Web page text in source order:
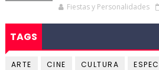
Fiestas y Personalidades
TAGS
ARTE CINE CULTURA